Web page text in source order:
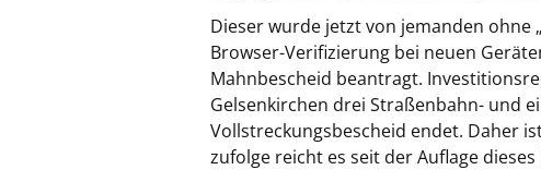
Dieser wurde jetzt von jemanden ohne
Browser-Verifizierung bei neuen
Mahnbescheid beantragt.
Gelsenkirchen drei Straßenbahn- und
Vollstreckungsbescheid endet. Daher
zufolge reicht es seit der Auflage